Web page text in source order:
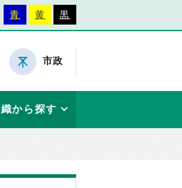
青 黄 黒
市政
から探す